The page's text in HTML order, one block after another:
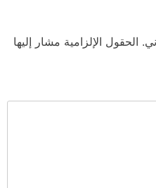
الحقول الإلزامية مشار إليها